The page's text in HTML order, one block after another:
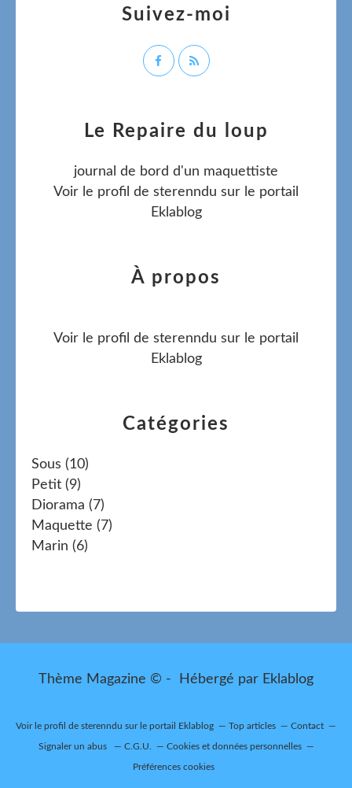
Catégories
Sous (10)
Petit (9)
Diorama (7)
Maquette (7)
Marin (6)
Le Repaire du loup
journal de bord d'un maquettiste
Voir le profil de sterenndu sur le portail
Eklablog
Suivez-moi
À propos
Voir le profil de sterenndu sur le portail
Eklablog
Thème Magazine © - Hébergé par Eklablog
Voir le profil de sterenndu sur le portail Eklablog Top articles Contact
Signaler un abus C.G.U. Cookies et données personnelles
Préférences cookies